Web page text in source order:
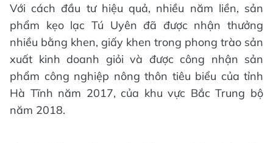
Với cách đầu tư hiệu quả, nhiều năm liền, sản
phẩm kẹo lạc Tú Uyên đã được nhận thưởng
nhiều bằng khen, giấy khen trong phong trào sản
xuất kinh doanh giỏi và được công nhận sản
phẩm công nghiệp nông thôn tiêu biểu của tỉnh
Hà Tĩnh năm 2017, của khu vực Bắc Trung bộ
năm 2018.